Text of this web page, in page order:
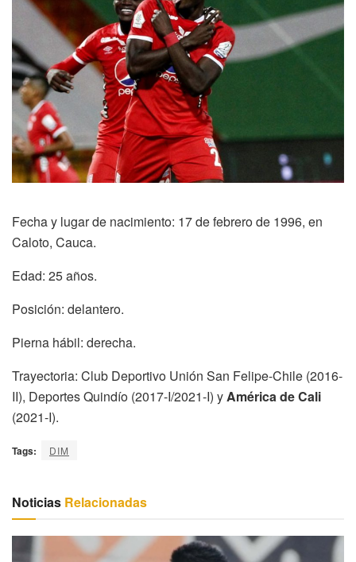
Fecha y lugar de nacimiento: 17 de febrero de 1996, en
Caloto, Cauca.
Edad: 25 años.
Posición: delantero.
Pierna hábil: derecha.
Trayectoria: Club Deportivo Unión San Felipe-Chile (2016-
II), Deportes Quindío (2017-I/2021-I) yAmérica de Cali
(2021-I).
Tags: DIM
Noticias Relacionadas